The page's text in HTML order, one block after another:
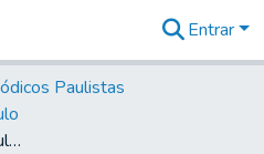
na
Entrar
Paulistas
O Commercio de São Paulo, 1907, Ano XIV, n. 0273